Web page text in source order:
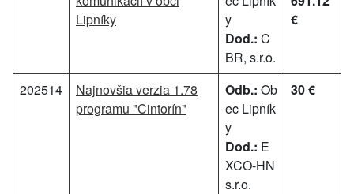
Lipníky
y
Dod.: C
BR, s.r.o.
€
202514
Najnovšia verzia 1.78
programu "Cintorín"
Odb.: Ob
ec Lipník
y
Dod.: E
XCO-HN
s.r.o.
30 €